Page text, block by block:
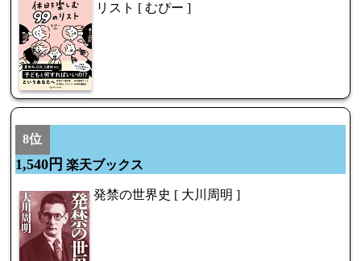
リスト [ むぴー ]
8位
1,540円 楽天ブックス
発禁の世界史 [ 大川周明 ]